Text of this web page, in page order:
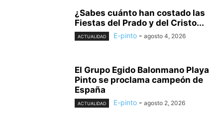
¿Sabes cuánto han costado las
Fiestas del Prado y del Cristo...
ACTUALIDAD E-pinto - agosto 4, 2026
El Grupo Egido Balonmano Playa
Pinto se proclama campeón de
España
ACTUALIDAD E-pinto - agosto 2, 2026